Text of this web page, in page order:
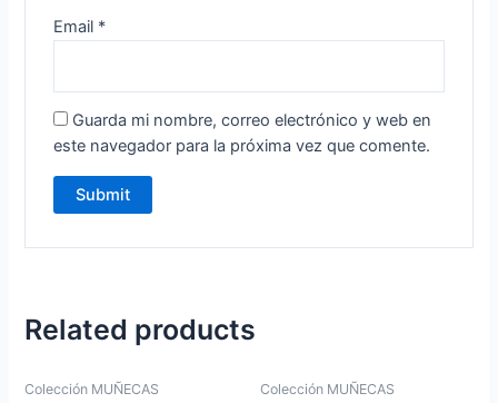
Email *
Guarda mi nombre, correo electrónico y web en
este navegador para la próxima vez que comente.
Related products
Colección MUÑECAS Colección MUÑECAS